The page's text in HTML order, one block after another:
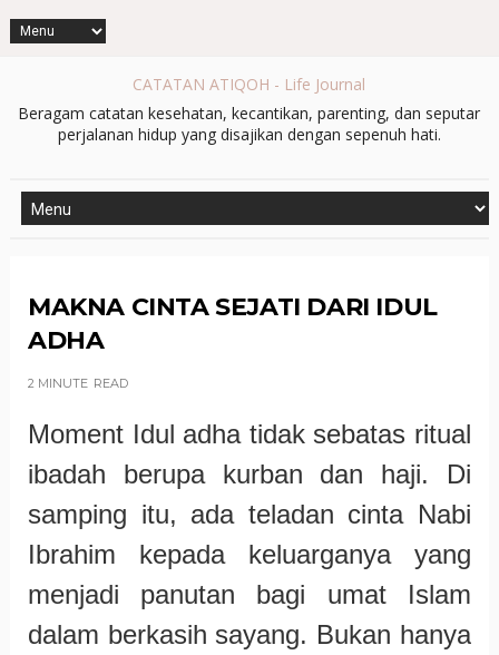
CATATAN ATIQOH - Life Journal
Beragam catatan kesehatan, kecantikan, parenting, dan seputar
perjalanan hidup yang disajikan dengan sepenuh hati.
MAKNA CINTA SEJATI DARI IDUL
ADHA
2 MINUTE READ
Moment Idul adha tidak sebatas ritual
ibadah berupa kurban dan haji. Di
samping itu, ada teladan cinta Nabi
Ibrahim kepada keluarganya yang
menjadi panutan bagi umat Islam
dalam berkasih sayang. Bukan hanya